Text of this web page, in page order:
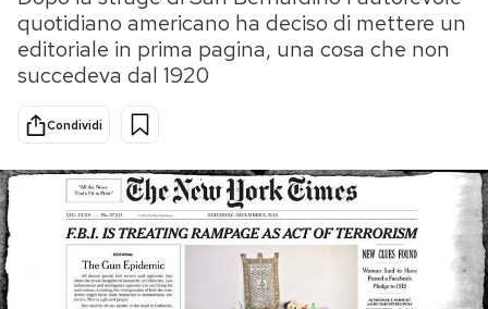
Internet
Scienza
Cultura
Economia
Ok Boomer!
Media
PODCAST
quotidiano americano ha deciso di mettere un
editoriale in prima pagina, una cosa che non
succedeva dal 1920
Condividi